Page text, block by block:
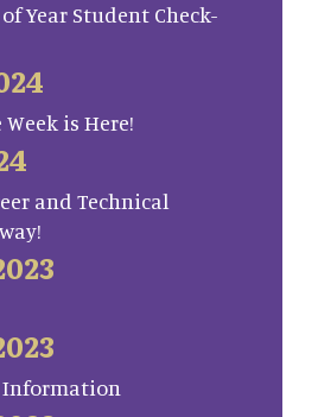
Year Student Check-
is Here!
and Technical
Information